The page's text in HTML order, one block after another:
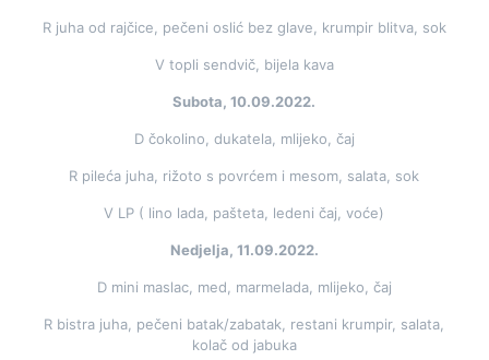
R juha od rajčice, pečeni oslić bez glave, krumpir blitva, sok
V topli sendvič, bijela kava
Subota, 10.09.2022.
D čokolino, dukatela, mlijeko, čaj
R pileća juha, rižoto s povrćem i mesom, salata, sok
V LP ( lino lada, pašteta, ledeni čaj, voće)
Nedjelja, 11.09.2022.
D mini maslac, med, marmelada, mlijeko, čaj
R bistra juha, pečeni batak/zabatak, restani krumpir, salata,
kolač od jabuka